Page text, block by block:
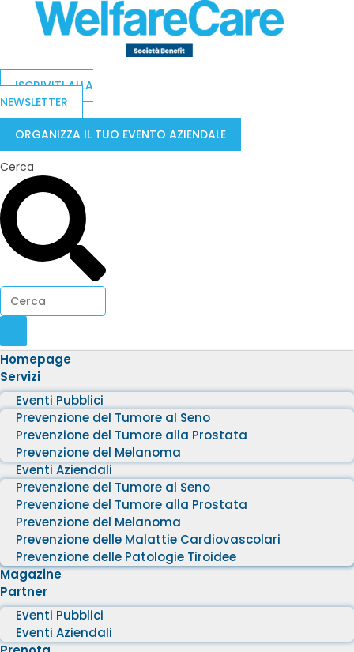
ISCRIVITI ALLA
NEWSLETTER
ORGANIZZA IL TUO EVENTO AZIENDALE
Cerca
Homepage
Servizi
Eventi Pubblici
Prevenzione del Tumore al Seno
Prevenzione del Tumore alla Prostata
Prevenzione del Melanoma
Eventi Aziendali
Prevenzione del Tumore al Seno
Prevenzione del Tumore alla Prostata
Prevenzione del Melanoma
Prevenzione delle Malattie Cardiovascolari
Prevenzione delle Patologie Tiroidee
Magazine
Partner
Eventi Pubblici
Eventi Aziendali